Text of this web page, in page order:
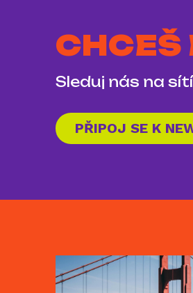
CHCEŠ
Sleduj nás na
PŘIPOJ SE K